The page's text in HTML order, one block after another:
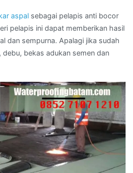
aspal sebagai pelapis anti bocor
pelapis ini dapat memberikan hasil
dan sempurna. Apalagi jika sudah
bekas adukan semen dan